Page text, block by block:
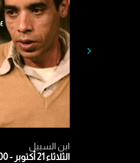
والد نافي
الأربعاء 22 أكتوبر - 19:00